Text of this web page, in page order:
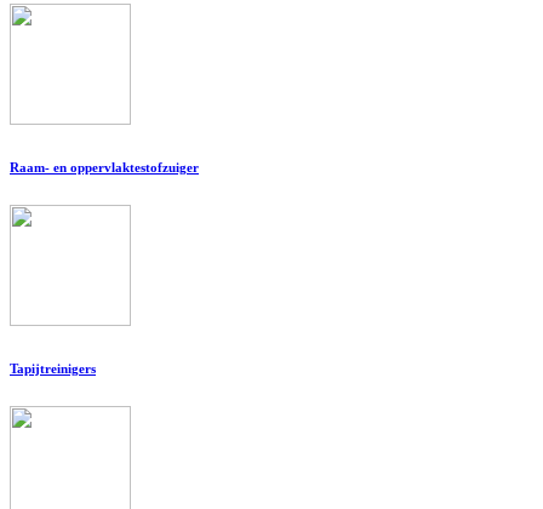
Raam- en oppervlaktestofzuiger
Tapijtreinigers